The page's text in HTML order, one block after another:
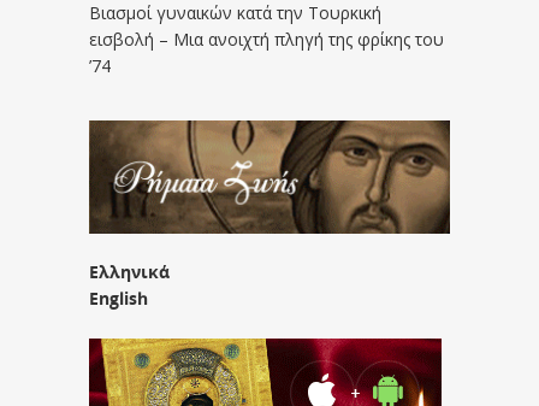
Βιασμοί γυναικών κατά την Τουρκική
εισβολή – Μια ανοιχτή πληγή της φρίκης του
’74
Ελληνικά
English